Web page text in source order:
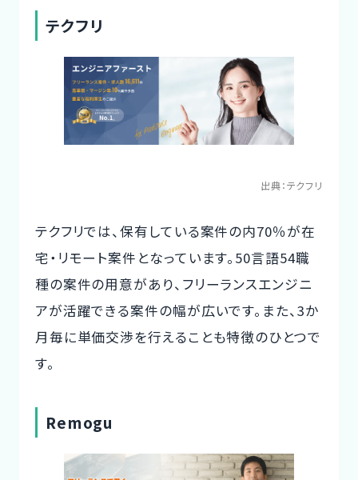
テクフリ
出典：テクフリ
テクフリでは、保有している案件の内70％が在
宅・リモート案件となっています。50言語54職
種の案件の用意があり、フリーランスエンジニ
アが活躍できる案件の幅が広いです。また、3か
月毎に単価交渉を行えることも特徴のひとつで
す。
Remogu